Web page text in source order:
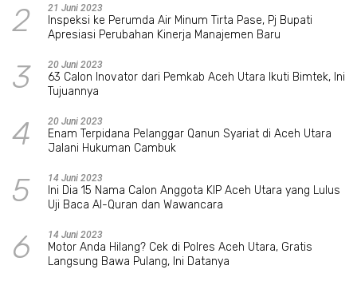
2 21 Juni 2023
Inspeksi ke Perumda Air Minum Tirta Pase, Pj Bupati
Apresiasi Perubahan Kinerja Manajemen Baru
3 20 Juni 2023
63 Calon Inovator dari Pemkab Aceh Utara Ikuti Bimtek, Ini
Tujuannya
4 20 Juni 2023
Enam Terpidana Pelanggar Qanun Syariat di Aceh Utara
Jalani Hukuman Cambuk
5 14 Juni 2023
Ini Dia 15 Nama Calon Anggota KIP Aceh Utara yang Lulus
Uji Baca Al-Quran dan Wawancara
6 14 Juni 2023
Motor Anda Hilang? Cek di Polres Aceh Utara, Gratis
Langsung Bawa Pulang, Ini Datanya